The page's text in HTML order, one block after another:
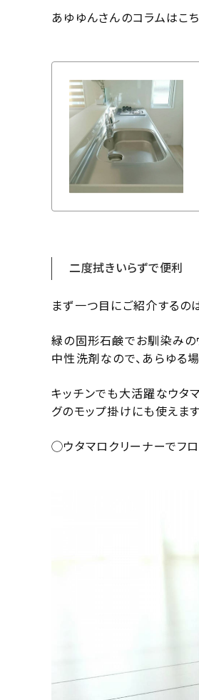
あゆゆんさんのコラムはこ
二度拭きいらずで便利
まず一つ目にご紹介するの
緑の固形石鹸でお馴染みの
中性洗剤なので、あらゆる
キッチンでも大活躍なウタ
グのモップ掛けにも使えます
◯ウタマロクリーナーでフ